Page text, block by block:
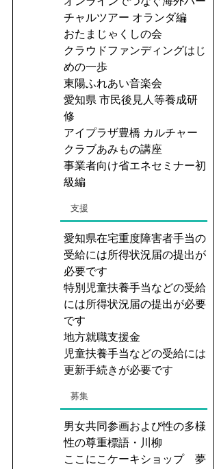
チャルツアー オランダ編
おたまじゃくしの会
クラウドファンディングはじ
めの一歩
東陽ふれあい音楽会
愛知県 市民後見人等養成研
修
アイプラザ豊橋 カルチャー
クラブあみもの講座
事業者向け省エネセミナー初
級編
支援
愛知県在宅重度障害者手当の
受給には所得状況届の提出が
必要です
特別児童扶養手当などの受給
には所得状況届の提出が必要
です
地方就職支援金
児童扶養手当などの受給には
更新手続きが必要です
募集
男女共同参画および性の多様
性の尊重標語・川柳
ここにこケーキショップ 夢